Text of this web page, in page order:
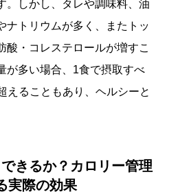
。しかし、タレや調味料、油
ナトリウムが多く、またトッ
酸・コレステロールが増すこ
が多い場合、1食で摂取すべ
えることもあり、ヘルシーと
きるか？カロリー管理
実際の効果